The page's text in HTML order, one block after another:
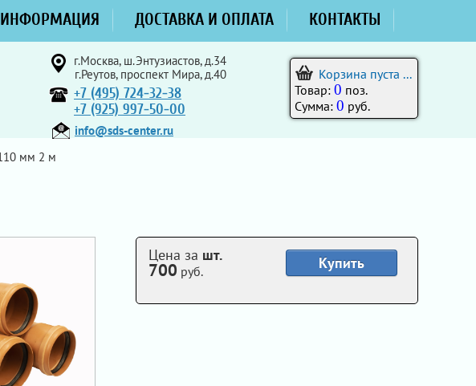
ИНФОРМАЦИЯ ДОСТАВКА И ОПЛАТА КОНТАКТЫ
г.Москва, ш.Энтузиастов, д.34
г.Реутов, проспект Мира, д.40
+7 (495) 724-32-38
+7 (925) 997-50-00
info@sds-center.ru
Корзина пуста ...
Товар: 0 поз.
Сумма: 0 руб.
мм 2 м
Купить
Цена за шт.
700 руб.